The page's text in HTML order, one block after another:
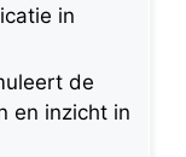
in
de
en inzicht in